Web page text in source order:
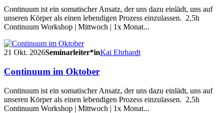
Continuum ist ein somatischer Ansatz, der uns dazu einlädt, uns auf
unseren Körper als einen lebendigen Prozess einzulassen. 2,5h
Continuum Workshop | Mittwoch | 1x Monat...
21 Okt. 2026Seminarleiter*inKai Ehrhardt
Continuum im Oktober
Continuum ist ein somatischer Ansatz, der uns dazu einlädt, uns auf
unseren Körper als einen lebendigen Prozess einzulassen. 2,5h
Continuum Workshop | Mittwoch | 1x Monat...